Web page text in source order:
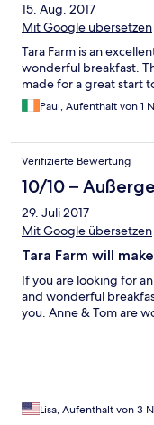
15. Aug. 2017
Mit Google übersetzen
Tara Farm is an
wonderful breakfast.
made for a great start
Paul, Aufenthalt von 1
Verifizierte Bewertung
10/10 –
29. Juli 2017
Mit Google übersetzen
Tara Farm will
If you are looking for
and wonderful
you. Anne & Tom are
Lisa, Aufenthalt von 3